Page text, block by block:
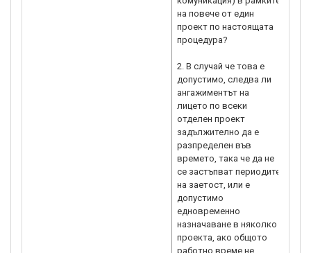
на повече от един
проект по настоящата
процедура?
2. В случай че това е
допустимо, следва ли
ангажиментът на
лицето по всеки
отделен проект
задължително да е
разпределен във
времето, така че да не
се застъпват периодите
на заетост, или е
допустимо
едновременно
назначаване в няколко
проекта, ако общото
работно време не